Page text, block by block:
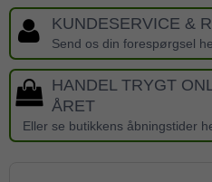
KUNDESERVICE &
Send os din forespørgsel
HANDEL TRYGT
ÅRET
Eller se butikkens åbningstider